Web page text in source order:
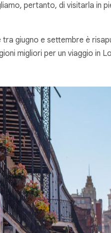
pertanto, di visitarla in
giugno e settembre è
migliori per un viaggio in